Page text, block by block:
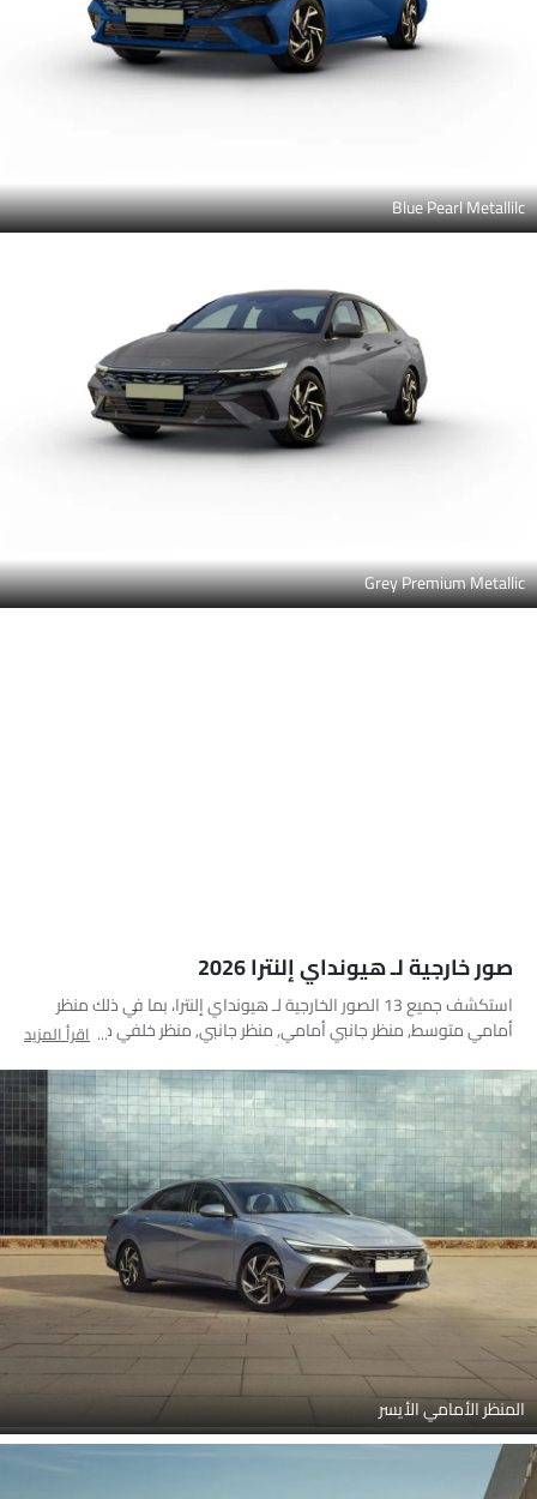
Blue Pearl Metallilc
Grey Premium Metallic
صور خارجية لـ هيونداي إلنترا 2026
استكشف جميع 13 الصور الخارجية لـ هيونداي إلنترا، بما في ذلك منظر
أمامي متوسط, منظر جانبي أمامي, منظر جانبي, منظر خلفي جانبي
متقاطع, منظر خلفي كامل, مصباح أمامي, مصباح خلفي, عجلة, مقبض
الباب, مرآة السائق الخلفية زاوية, عرض متوسط جانبي خلفي, عرض بزاوية
منخفضة خلفي, منظر مائل أمامي
اقرأ المزيد
المنظر الأمامي الأيسر